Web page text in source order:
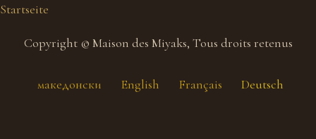
Startseite
Copyright © Maison des Miyaks, Tous droits retenus
македонски English Français Deutsch